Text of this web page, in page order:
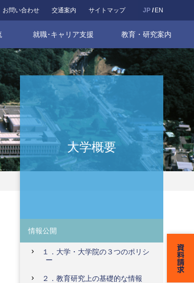
JP EN
お問い合わせ 交通案内 サイトマップ
検索
就職･キャリア支援 教育・研究案内
大学概要
情報公開
１．大学・大学院の３つのポリシ
ー
２．教育研究上の基礎的な情報